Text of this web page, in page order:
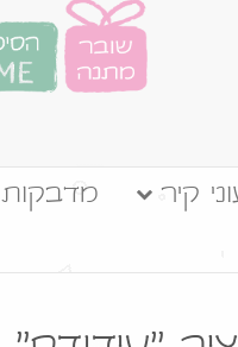
קיר
מדבקות